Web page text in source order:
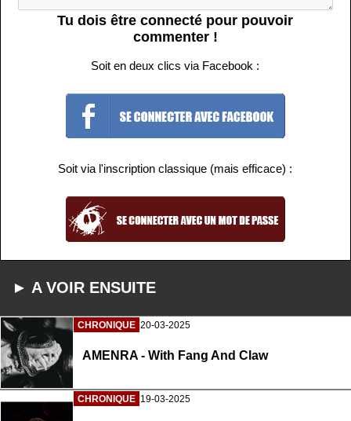
Tu dois être connecté pour pouvoir
commenter !
Soit en deux clics via Facebook :
Soit via l'inscription classique (mais efficace) :
► A VOIR ENSUITE
CHRONIQUE 20-03-2025
AMENRA - With Fang And Claw
CHRONIQUE 19-03-2025